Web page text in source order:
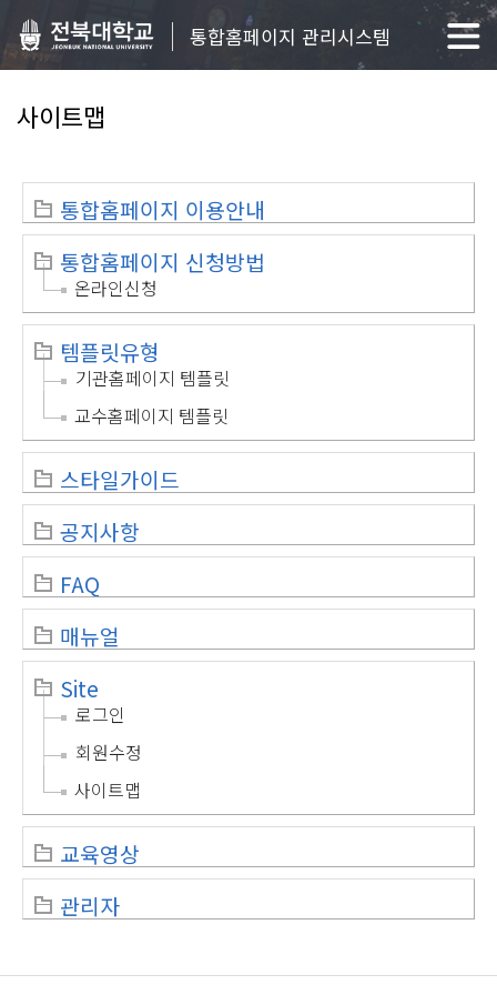
통합홈페이지 관리시스템
사이트맵
통합홈페이지 이용안내
통합홈페이지 신청방법
온라인신청
템플릿유형
기관홈페이지 템플릿
교수홈페이지 템플릿
스타일가이드
공지사항
FAQ
매뉴얼
Site
로그인
회원수정
사이트맵
교육영상
관리자